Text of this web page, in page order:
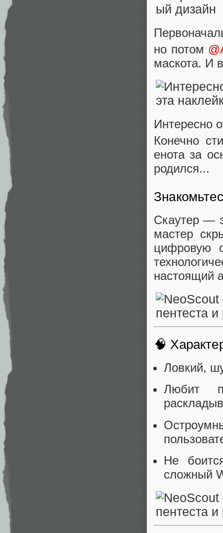
но потом
маскота. И
Интересно
Конечно
енота за
родился...
Скаутер —
мастер
цифровую
настоящий
🧠
Ловкий,
Любит
Не
сложный